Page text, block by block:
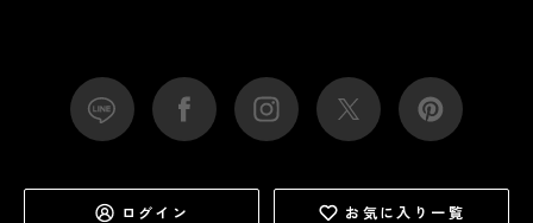
ログイン お気に入り一覧